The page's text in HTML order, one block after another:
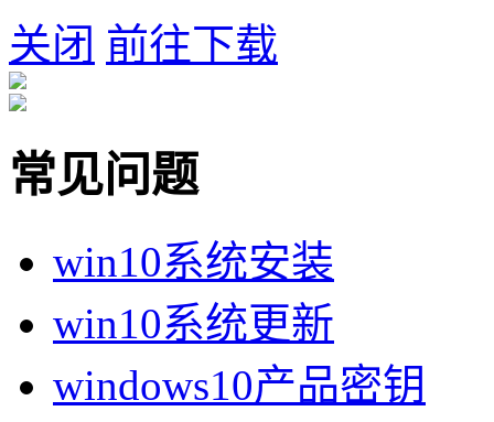
关闭 前往下载
常见问题
win10系统安装
win10系统更新
windows10产品密钥